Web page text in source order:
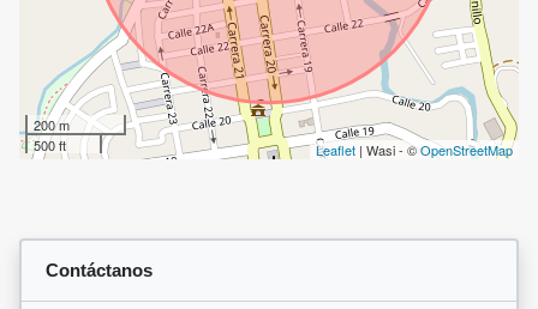
200 m
500 ft
Leaflet | Wasi - ©OpenStreetMap
Contáctanos